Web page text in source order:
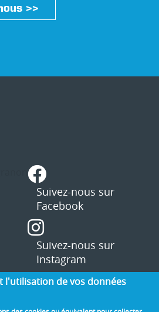
>>
l'utilisation de vos données